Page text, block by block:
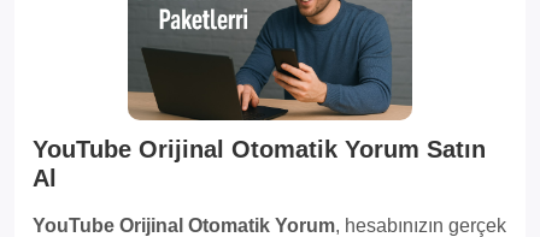
YouTube Orijinal Otomatik Yorum Satın
Al
YouTube Orijinal Otomatik Yorum, hesabınızın gerçek